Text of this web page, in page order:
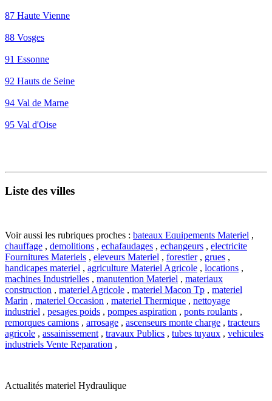
87 Haute Vienne
88 Vosges
91 Essonne
92 Hauts de Seine
94 Val de Marne
95 Val d'Oise
Liste des villes
Voir aussi les rubriques proches : bateaux Equipements Materiel ,
chauffage , demolitions , echafaudages , echangeurs , electricite
Fournitures Materiels , eleveurs Materiel , forestier, grues ,
handicapes materiel , agriculture Materiel Agricole , locations ,
machines Industrielles , manutention Materiel , materiaux
construction , materiel Agricole , materiel Macon Tp , materiel
Marin , materiel Occasion , materiel Thermique , nettoyage
industriel , pesages poids , pompes aspiration , ponts roulants ,
remorques camions , arrosage , ascenseurs monte charge , tracteurs
agricole , assainissement , travaux Publics , tubes tuyaux , vehicules
industriels Vente Reparation ,
Actualités materiel Hydraulique